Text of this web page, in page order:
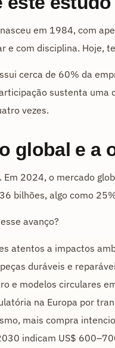
em 1984, com
e com disciplina. Hoje,
cerca de 60% da
sustenta
vezes.
global e a
Em 2024, o mercado
bilhões, algo como
avanço?
atentos a impactos
duráveis e
e modelos circulares
na Europa por
mais compra
indicam US$